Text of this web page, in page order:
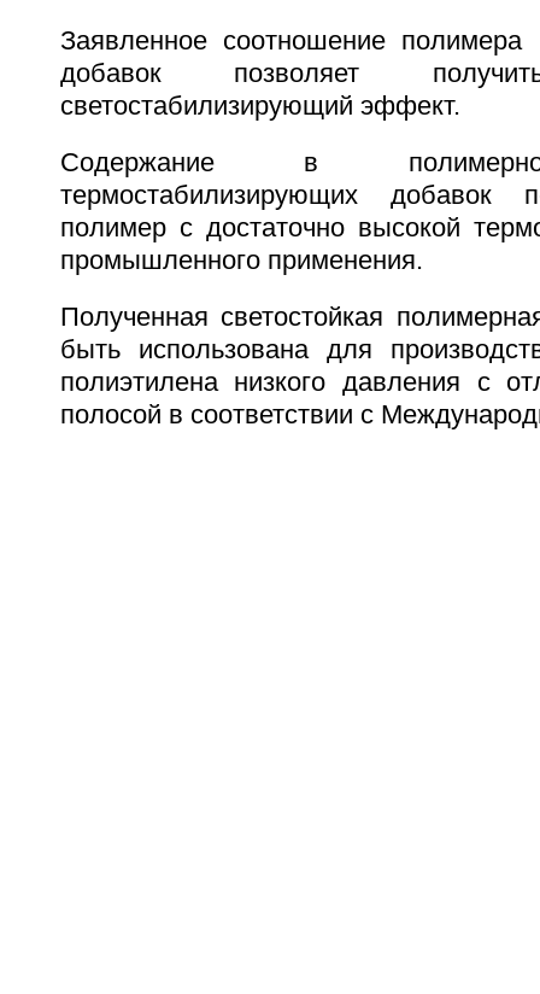
Заявленное соотношение полимера
добавок позволяет
светостабилизирующий эффект.
Содержание в
термостабилизирующих добавок
полимер с достаточно высокой
промышленного применения.
Полученная светостойкая
быть использована для
полиэтилена низкого давления с
полосой в соответствии с